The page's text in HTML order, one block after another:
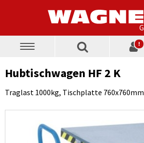
Toggle
!
Hubtischwagen HF 2 K
Traglast 1000kg, Tischplatte 760x760mm